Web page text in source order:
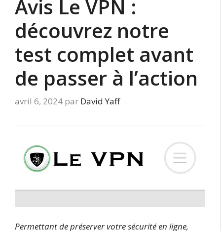
Avis Le VPN :
découvrez notre
test complet avant
de passer à l’action
avril 6, 2024 par David Yaff
Permettant de préserver votre sécurité en ligne,